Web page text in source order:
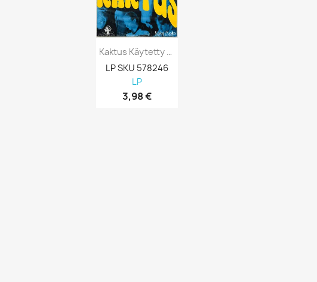
Kaktus Käytetty LP Kaksi Puolta Kansi VG...
LP SKU 578246
LP
3,98 €